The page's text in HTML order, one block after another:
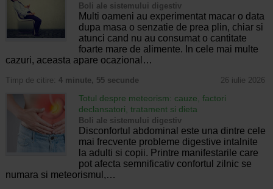
Boli ale sistemului digestiv
Multi oameni au experimentat macar o data
dupa masa o senzatie de prea plin, chiar si
atunci cand nu au consumat o cantitate
foarte mare de alimente. In cele mai multe
cazuri, aceasta apare ocazional…
Timp de citire: 4 minute, 55 secunde 26 iulie 2026
Totul despre meteorism: cauze, factori
declansatori, tratament si dieta
Boli ale sistemului digestiv
Disconfortul abdominal este una dintre cele
mai frecvente probleme digestive intalnite
la adulti si copii. Printre manifestarile care
pot afecta semnificativ confortul zilnic se
numara si meteorismul,…